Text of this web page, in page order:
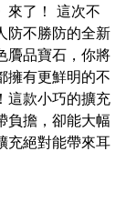
來了！ 這次不
防不勝防的全新
贗品寶石，你將
擁有更鮮明的不
這款小巧的擴充
負擔，卻能大幅
充絕對能帶來耳